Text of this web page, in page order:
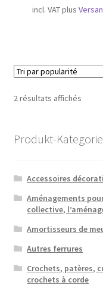
incl. VATplus
2 résultats affichésTrié
Produkt-
Accessoires
Aménagements
collective,
Amortisseurs de
Autres ferrures
Crochets, patères,
crochets à corde